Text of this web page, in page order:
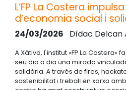
L’FP La Costera
d’economia social i
24/03/2026 Dídac Delcan
A Xàtiva, l'institut «FP La Costera»
seu dia a dia una mirada
solidària. A través de fires,
sostenibilitat i treball en xarxa